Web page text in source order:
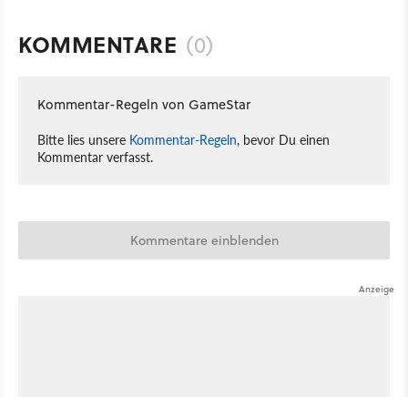
KOMMENTARE (0)
Kommentar-Regeln von GameStar
Bitte lies unsere Kommentar-Regeln, bevor Du einen
Kommentar verfasst.
Kommentare einblenden